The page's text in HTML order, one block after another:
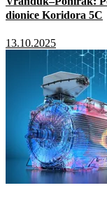
dionice Koridora 5C
13.10.2025